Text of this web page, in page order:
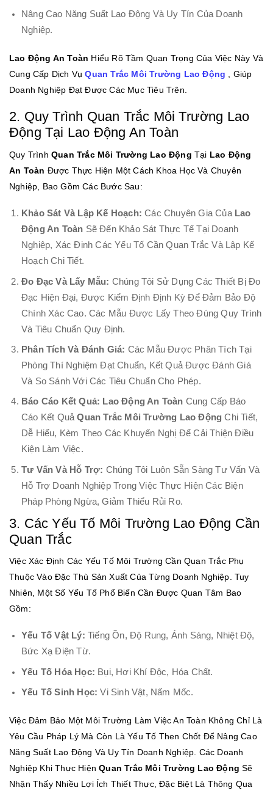
Nâng Cao Năng Suất Lao Động Và Uy Tín Của Doanh
Nghiệp.
Lao Động An Toàn Hiểu Rõ Tầm Quan Trọng Của Việc Này Và
Cung Cấp Dịch VụQuan Trắc Môi Trường Lao Động , Giúp
Doanh Nghiệp Đạt Được Các Mục Tiêu Trên.
2. Quy Trình Quan Trắc Môi Trường Lao
Động Tại Lao Động An Toàn
Quy Trình Quan Trắc Môi Trường Lao Động Tại Lao Động
An Toàn Được Thực Hiện Một Cách Khoa Học Và Chuyên
Nghiệp, Bao Gồm Các Bước Sau:
Khảo Sát Và Lập Kế Hoạch: Các Chuyên Gia Của Lao
Động An Toàn Sẽ Đến Khảo Sát Thực Tế Tại Doanh
Nghiệp, Xác Định Các Yếu Tố Cần Quan Trắc Và Lập Kế
Hoạch Chi Tiết.
Đo Đạc Và Lấy Mẫu: Chúng Tôi Sử Dụng Các Thiết Bị Đo
Đạc Hiện Đại, Được Kiểm Định Định Kỳ Để Đảm Bảo Độ
Chính Xác Cao. Các Mẫu Được Lấy Theo Đúng Quy Trình
Và Tiêu Chuẩn Quy Định.
Phân Tích Và Đánh Giá: Các Mẫu Được Phân Tích Tại
Phòng Thí Nghiệm Đạt Chuẩn, Kết Quả Được Đánh Giá
Và So Sánh Với Các Tiêu Chuẩn Cho Phép.
Báo Cáo Kết Quả: Lao Động An Toàn Cung Cấp Báo
Cáo Kết QuảQuan Trắc Môi Trường Lao Động Chi Tiết,
Dễ Hiểu, Kèm Theo Các Khuyến Nghị Để Cải Thiện Điều
Kiện Làm Việc.
Tư Vấn Và Hỗ Trợ: Chúng Tôi Luôn Sẵn Sàng Tư Vấn Và
Hỗ Trợ Doanh Nghiệp Trong Việc Thực Hiện Các Biện
Pháp Phòng Ngừa, Giảm Thiểu Rủi Ro.
3. Các Yếu Tố Môi Trường Lao Động Cần
Quan Trắc
Việc Xác Định Các Yếu Tố Môi Trường Cần Quan Trắc Phụ
Thuộc Vào Đặc Thù Sản Xuất Của Từng Doanh Nghiệp. Tuy
Nhiên, Một Số Yếu Tố Phổ Biến Cần Được Quan Tâm Bao
Gồm:
Yếu Tố Vật Lý: Tiếng Ồn, Độ Rung, Ánh Sáng, Nhiệt Độ,
Bức Xạ Điện Từ.
Yếu Tố Hóa Học: Bụi, Hơi Khí Độc, Hóa Chất.
Yếu Tố Sinh Học: Vi Sinh Vật, Nấm Mốc.
Việc Đảm Bảo Một Môi Trường Làm Việc An Toàn Không Chỉ Là
Yêu Cầu Pháp Lý Mà Còn Là Yếu Tố Then Chốt Để Nâng Cao
Năng Suất Lao Động Và Uy Tín Doanh Nghiệp. Các Doanh
Nghiệp Khi Thực HiệnQuan Trắc Môi Trường Lao Động Sẽ
Nhận Thấy Nhiều Lợi Ích Thiết Thực, Đặc Biệt Là Thông Qua